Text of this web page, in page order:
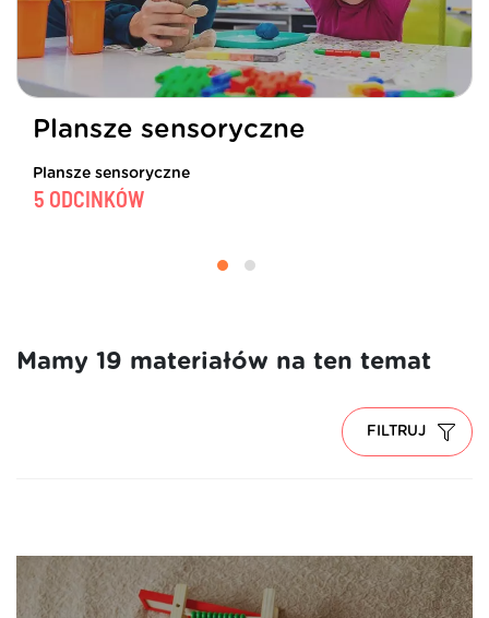
Plansze sensoryczne
5 ODCINKÓW
Plansze sensoryczne
Mamy 19 materiałów na ten temat
FILTRUJ